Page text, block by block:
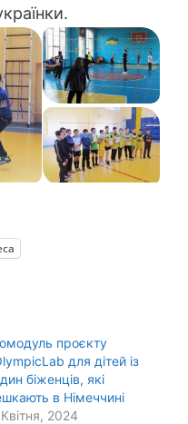
проєкту
для дітей із
біженців, які
в Німеччині
2024